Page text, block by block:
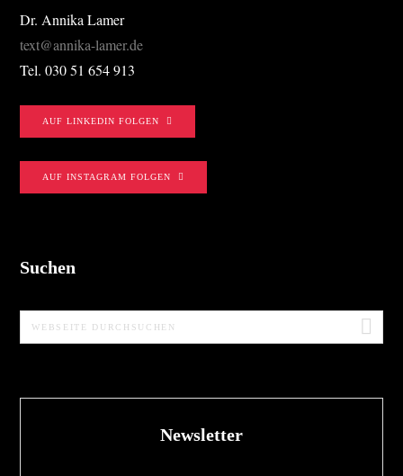
Dr. Annika Lamer
text@annika-lamer.de
Tel. 030 51 654 913
AUF LINKEDIN FOLGEN
AUF INSTAGRAM FOLGEN
Suchen
Webseite
durchsuchen
Newsletter